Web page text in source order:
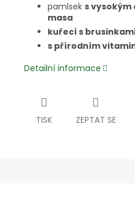
pamlsek s vysokým
masa
kuřecí s
s přírodním
Detailní informace
TISK ZEPTAT SE